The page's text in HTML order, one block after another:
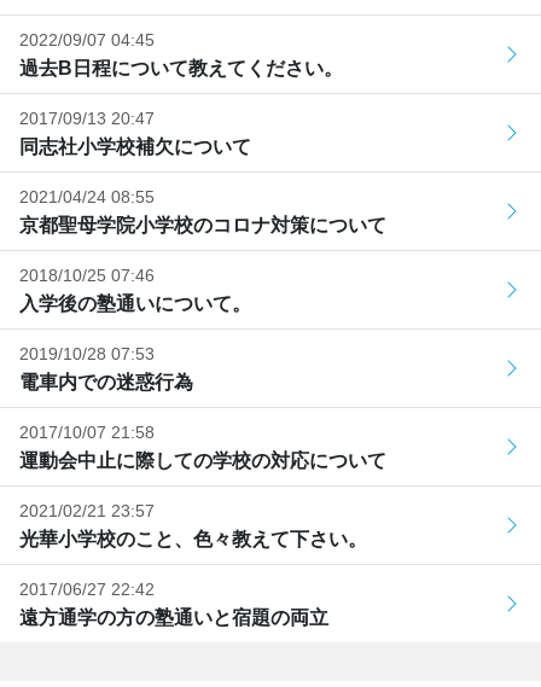
2022/09/07 04:45
過去B日程について教えてください。
2017/09/13 20:47
同志社小学校補欠について
2021/04/24 08:55
京都聖母学院小学校のコロナ対策について
2018/10/25 07:46
入学後の塾通いについて。
2019/10/28 07:53
電車内での迷惑行為
2017/10/07 21:58
運動会中止に際しての学校の対応について
2021/02/21 23:57
光華小学校のこと、色々教えて下さい。
2017/06/27 22:42
遠方通学の方の塾通いと宿題の両立